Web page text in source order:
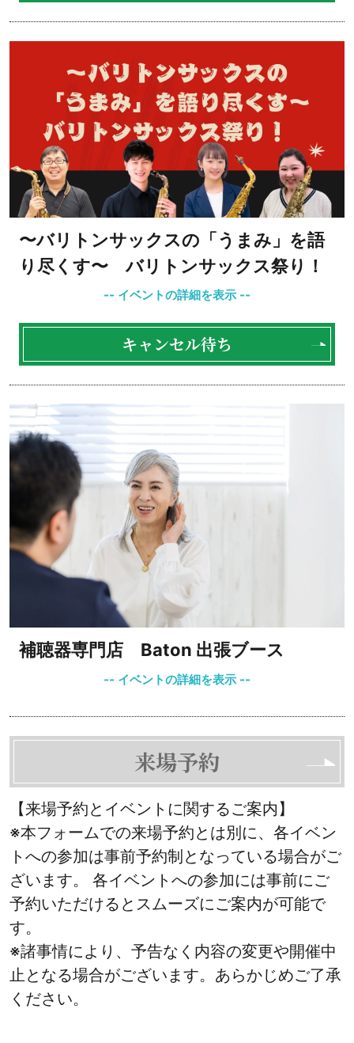
〜バリトンサックスの「うまみ」を語
り尽くす〜 バリトンサックス祭り！
キャンセル待ち
補聴器専門店 Baton 出張ブース
来場予約
【来場予約とイベントに関するご案内】
※本フォームでの来場予約とは別に、各イベン
トへの参加は事前予約制となっている場合がご
ざいます。 各イベントへの参加には事前にご
予約いただけるとスムーズにご案内が可能で
す。
※諸事情により、予告なく内容の変更や開催中
止となる場合がございます。あらかじめご了承
ください。